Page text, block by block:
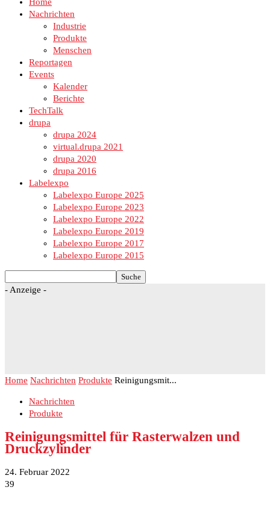
Nachrichten
Industrie
Produkte
Menschen
Reportagen
Events
Kalender
Berichte
TechTalk
drupa
drupa 2024
virtual.drupa 2021
drupa 2020
drupa 2016
Labelexpo
Labelexpo Europe 2025
Labelexpo Europe 2023
Labelexpo Europe 2022
Labelexpo Europe 2019
Labelexpo Europe 2017
Labelexpo Europe 2015
- Anzeige -
Home Nachrichten Produkte Reinigungsmit...
Nachrichten
Produkte
Reinigungsmittel für Rasterwalzen und
Druckzylinder
24. Februar 2022
39